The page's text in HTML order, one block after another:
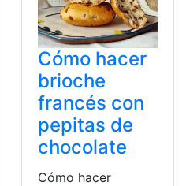
Cómo hacer
brioche
francés con
pepitas de
chocolate
Cómo hacer